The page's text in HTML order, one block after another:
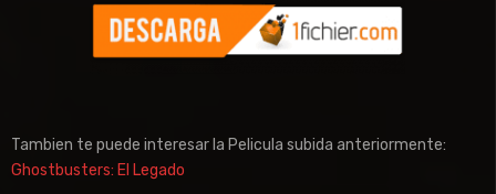
Tambien te puede interesar la Pelicula subida anteriormente:
Ghostbusters: El Legado